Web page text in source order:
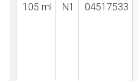
105 ml N1
04517533